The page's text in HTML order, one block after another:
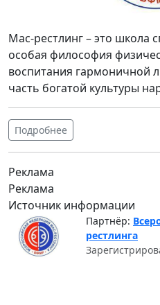
Мас-рестлинг – это школа
особая философия
воспитания гармоничной
часть богатой культуры
Подробнее
Реклама
Реклама
Источник информации
Партнёр:
рестлинга